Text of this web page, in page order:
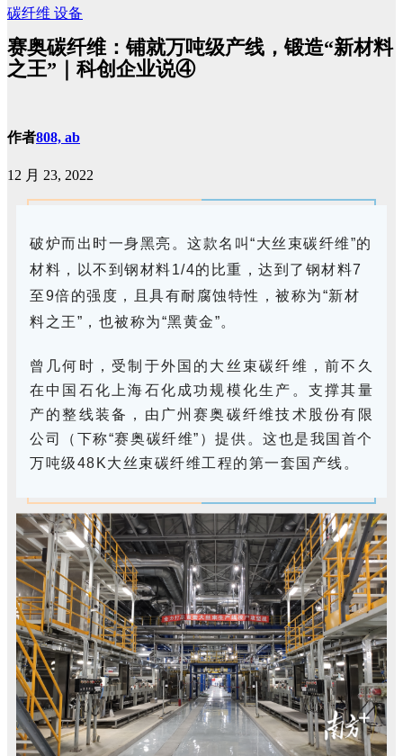
碳纤维 设备
赛奥碳纤维：铺就万吨级产线，锻造“新材料
之王”｜科创企业说④
作者808, ab
12 月 23, 2022
破炉而出时一身黑亮。这款名叫“大丝束碳纤维”的
材料，以不到钢材料1/4的比重，达到了钢材料7
至9倍的强度，且具有耐腐蚀特性，被称为“新材
料之王”，也被称为“黑黄金”。
曾几何时，受制于外国的大丝束碳纤维，前不久
在中国石化上海石化成功规模化生产。支撑其量
产的整线装备，由广州赛奥碳纤维技术股份有限
公司（下称“赛奥碳纤维”）提供。这也是我国首个
万吨级48K大丝束碳纤维工程的第一套国产线。